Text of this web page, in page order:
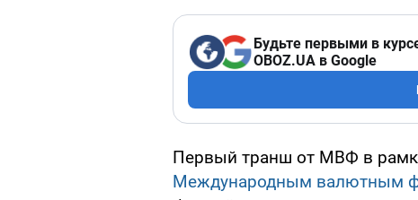
Будьте первыми в
OBOZ.UA в Google
Первый транш от МВФ в
Международным валютным